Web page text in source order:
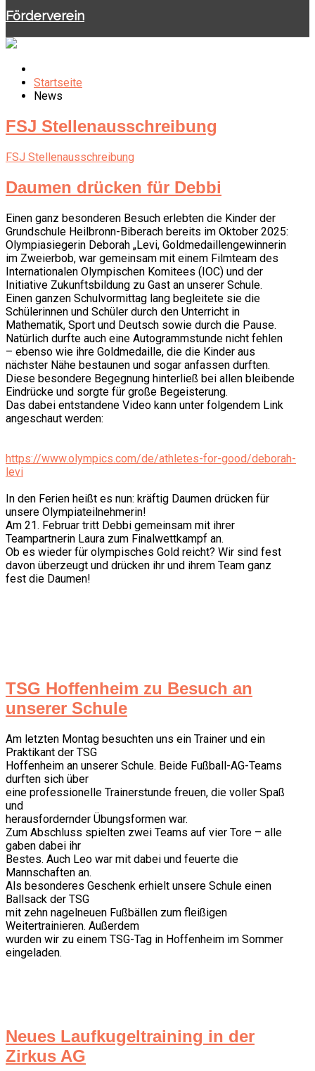
Förderverein
Startseite
News
FSJ Stellenausschreibung
FSJ Stellenausschreibung
Daumen drücken für Debbi
Einen ganz besonderen Besuch erlebten die Kinder der
Grundschule Heilbronn-Biberach bereits im Oktober 2025:
Olympiasiegerin Deborah „Levi, Goldmedaillengewinnerin
im Zweierbob, war gemeinsam mit einem Filmteam des
Internationalen Olympischen Komitees (IOC) und der
Initiative Zukunftsbildung zu Gast an unserer Schule.
Einen ganzen Schulvormittag lang begleitete sie die
Schülerinnen und Schüler durch den Unterricht in
Mathematik, Sport und Deutsch sowie durch die Pause.
Natürlich durfte auch eine Autogrammstunde nicht fehlen
– ebenso wie ihre Goldmedaille, die die Kinder aus
nächster Nähe bestaunen und sogar anfassen durften.
Diese besondere Begegnung hinterließ bei allen bleibende
Eindrücke und sorgte für große Begeisterung.
Das dabei entstandene Video kann unter folgendem Link
angeschaut werden:
https://www.olympics.com/de/athletes-for-good/deborah-
levi
In den Ferien heißt es nun: kräftig Daumen drücken für
unsere Olympiateilnehmerin!
Am 21. Februar tritt Debbi gemeinsam mit ihrer
Teampartnerin Laura zum Finalwettkampf an.
Ob es wieder für olympisches Gold reicht? Wir sind fest
davon überzeugt und drücken ihr und ihrem Team ganz
fest die Daumen!
TSG Hoffenheim zu Besuch an
unserer Schule
Am letzten Montag besuchten uns ein Trainer und ein
Praktikant der TSG
Hoffenheim an unserer Schule. Beide Fußball-AG-Teams
durften sich über
eine professionelle Trainerstunde freuen, die voller Spaß
und
herausfordernder Übungsformen war.
Zum Abschluss spielten zwei Teams auf vier Tore – alle
gaben dabei ihr
Bestes. Auch Leo war mit dabei und feuerte die
Mannschaften an.
Als besonderes Geschenk erhielt unsere Schule einen
Ballsack der TSG
mit zehn nagelneuen Fußbällen zum fleißigen
Weitertrainieren. Außerdem
wurden wir zu einem TSG-Tag in Hoffenheim im Sommer
eingeladen.
Neues Laufkugeltraining in der
Zirkus AG